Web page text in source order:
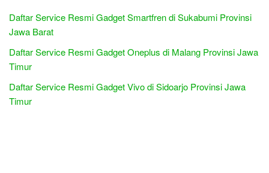
Daftar Service Resmi Gadget Smartfren di Sukabumi Provinsi
Jawa Barat
Daftar Service Resmi Gadget Oneplus di Malang Provinsi Jawa
Timur
Daftar Service Resmi Gadget Vivo di Sidoarjo Provinsi Jawa
Timur